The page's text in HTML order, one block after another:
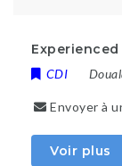
CDI
Envoyer à
Voir plus